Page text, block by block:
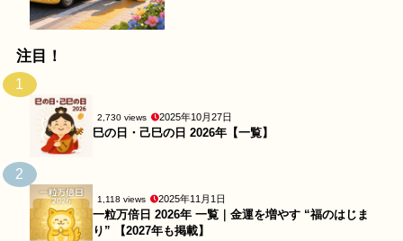
注目！
1
2,730 views 2025年10月27日
巳の日・己巳の日 2026年【一覧】
2
1,118 views 2025年11月1日
一粒万倍日 2026年 一覧｜金運を増やす “福のはじま
り” 【2027年も掲載】